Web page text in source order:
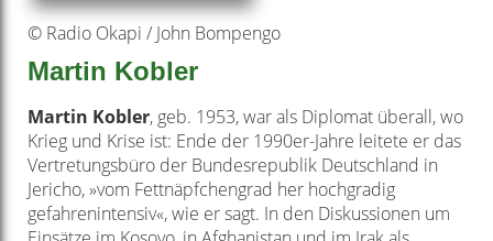
© Radio Okapi / John Bompengo
Martin Kobler
Martin Kobler, geb. 1953, war als Diplomat überall, wo
Krieg und Krise ist: Ende der 1990er-Jahre leitete er das
Vertretungsbüro der Bundesrepublik Deutschland in
Jericho, »vom Fettnäpfchengrad her hochgradig
gefahrenintensiv«, wie er sagt. In den Diskussionen um